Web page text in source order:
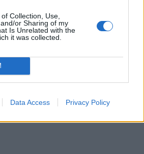
Collection, Use,
or Sharing of my
Is Unrelated with the
it was collected.
Data Access Privacy Policy
επιτρόπου